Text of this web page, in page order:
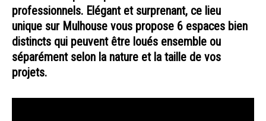
professionnels. Elégant et surprenant, ce lieu
unique sur Mulhouse vous propose 6 espaces bien
distincts qui peuvent être loués ensemble ou
séparément selon la nature et la taille de vos
projets.